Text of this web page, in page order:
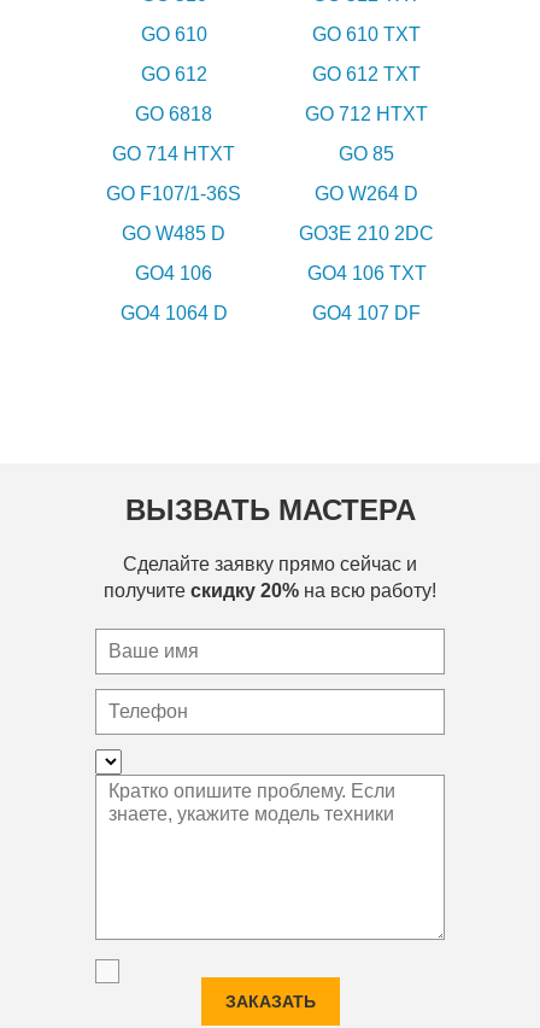
GO 610
GO 610 TXT
GO 612
GO 612 TXT
GO 6818
GO 712 HTXT
GO 714 HTXT
GO 85
GO F107/1-36S
GO W264 D
GO W485 D
GO3E 210 2DC
GO4 106
GO4 106 TXT
GO4 1064 D
GO4 107 DF
ВЫЗВАТЬ МАСТЕРА
Сделайте заявку прямо сейчас и
получите скидку 20% на всю работу!
ЗАКАЗАТЬ